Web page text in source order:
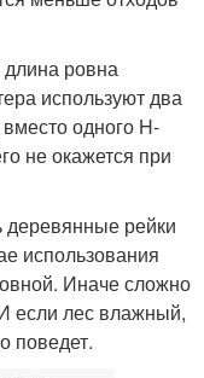
ровна
используют два
одного H-
не окажется при
рейки
использования
Иначе сложно
если лес влажный,
поведет.